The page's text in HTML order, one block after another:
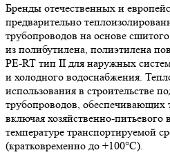
Бренды отечественных и
предварительно
трубопроводов на основе
из полибутилена, полиэтилена
PE-RT тип II для наружных
и холодного водоснабжения.
использования в строительстве
трубопроводов, обеспечивающих
включая хозяйственно-
температуре транспортируемой
(кратковременно до +100°С).